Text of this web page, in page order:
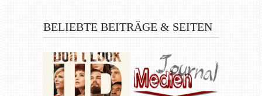
BELIEBTE BEITRÄGE & SEITEN